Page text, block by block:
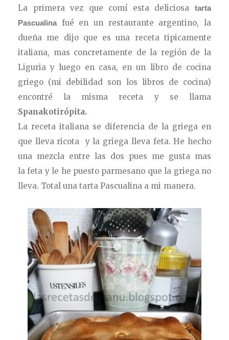
La primera vez que comí esta deliciosa tarta
Pascualinafué en un restaurante argentino, la
dueña me dijo que esuna receta tipicamente
italiana, mas concretamente de la región de la
Liguria y luego en casa, en un libro de cocina
griego (mi debilidad son los libros de cocina)
encontré la misma receta y se llama
Spanakotirópita.
La receta italiana se diferencia de la griega en
que lleva ricota y la griega lleva feta. He hecho
una mezcla entre las dos pues me gusta mas
la feta y le he puesto parmesano que la griega no
lleva. Total una tarta Pascualina a mi manera.